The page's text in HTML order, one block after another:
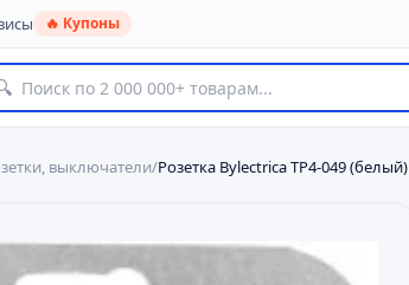
🔥 Купоны
выключатели/Розетка Bylectrica ТР4-049 (белый)